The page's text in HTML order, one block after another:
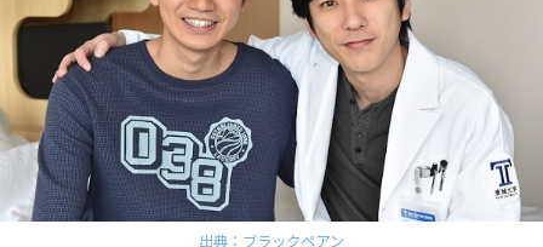
出典：ブラックペアン